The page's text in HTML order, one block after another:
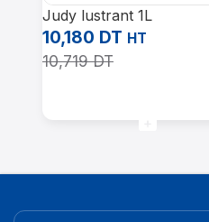
Judy lustrant 1L
10,180 DT HT
10,719DT